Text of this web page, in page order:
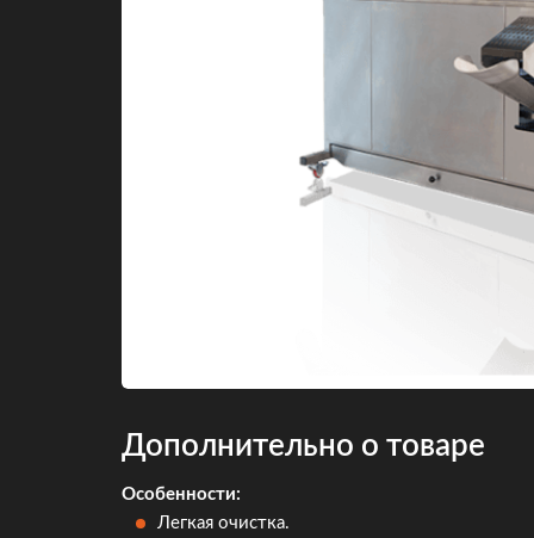
Дополнительно о товаре
Особенности:
Легкая очистка.